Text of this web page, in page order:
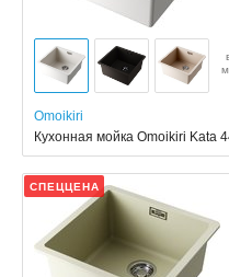
Omoikiri
Кухонная мойка Omoikiri Kata
СПЕЦЦЕНА